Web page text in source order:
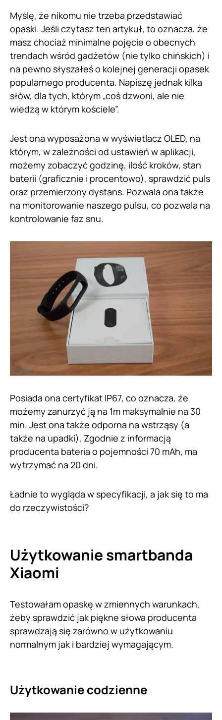
Myślę, że nikomu nie trzeba przedstawiać
opaski. Jeśli czytasz ten artykuł, to oznacza, że
masz chociaż minimalne pojęcie o obecnych
trendach wśród gadżetów (nie tylko chińskich) i
na pewno słyszałeś o kolejnej generacji opasek
popularnego producenta. Napiszę jednak kilka
słów, dla tych, którym „coś dzwoni, ale nie
wiedzą w którym kościele”.
Jest ona wyposażona w wyświetlacz OLED, na
którym, w zależności od ustawień w aplikacji,
możemy zobaczyć godzinę, ilość kroków, stan
baterii (graficznie i procentowo), sprawdzić puls
oraz przemierzony dystans. Pozwala ona także
na monitorowanie naszego pulsu, co pozwala na
kontrolowanie faz snu.
Posiada ona certyfikat IP67, co oznacza, że
możemy zanurzyć ją na 1m maksymalnie na 30
min. Jest ona także odporna na wstrząsy (a
także na upadki). Zgodnie z informacją
producenta bateria o pojemności 70 mAh, ma
wytrzymać na 20 dni.
Ładnie to wygląda w specyfikacji, a jak się to ma
do rzeczywistości?
Użytkowanie smartbanda
Xiaomi
Testowałam opaskę w zmiennych warunkach,
żeby sprawdzić jak piękne słowa producenta
sprawdzają się zarówno w użytkowaniu
normalnym jak i bardziej wymagającym.
Użytkowanie codzienne